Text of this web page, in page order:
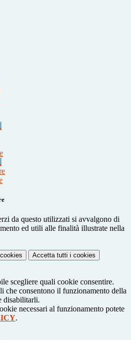
da questo utilizzati si avvalgono di
ed utili alle finalità illustrate nella
Accetta tutti i cookies
scegliere quali cookie consentire.
che consentono il funzionamento della
disabilitarli.
necessari al funzionamento potete
.